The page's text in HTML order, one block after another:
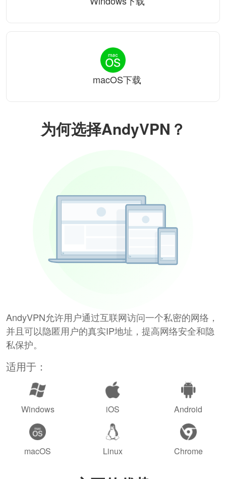
为何选择AndyVPN？
AndyVPN允许用户通过互联网访问一个私密的网络，
并且可以隐匿用户的真实IP地址，提高网络安全和隐
私保护。
适用于：
Windows iOS Android
macOS Linux Chrome
macOS下载